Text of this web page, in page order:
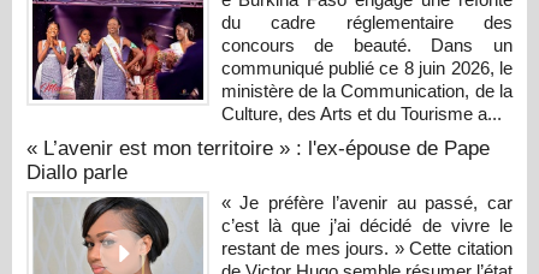
du cadre réglementaire des
concours de beauté. Dans un
communiqué publié ce 8 juin 2026, le
ministère de la Communication, de la
Culture, des Arts et du Tourisme a...
« L’avenir est mon territoire » : l'ex-épouse de Pape
Diallo parle
« Je préfère l’avenir au passé, car
c’est là que j’ai décidé de vivre le
restant de mes jours. » Cette citation